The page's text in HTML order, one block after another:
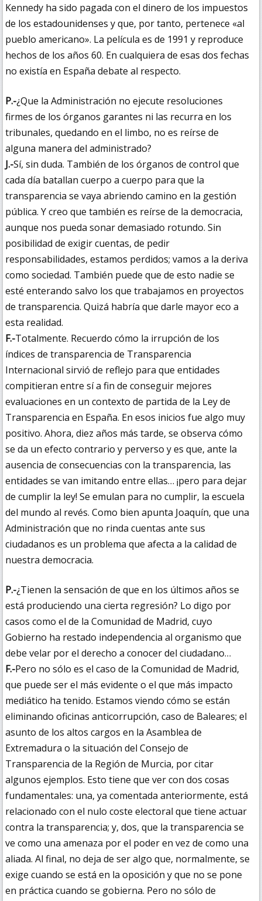
Kennedy ha sido pagada con el dinero de los impuestos
de los estadounidenses y que, por tanto, pertenece «al
pueblo americano». La película es de 1991 y reproduce
hechos de los años 60. En cualquiera de esas dos fechas
no existía en España debate al respecto.
P.-¿Que la Administración no ejecute resoluciones
firmes de los órganos garantes ni las recurra en los
tribunales, quedando en el limbo, no es reírse de
alguna manera del administrado?
J.-Sí, sin duda. También de los órganos de control que
cada día batallan cuerpo a cuerpo para que la
transparencia se vaya abriendo camino en la gestión
pública. Y creo que también es reírse de la democracia,
aunque nos pueda sonar demasiado rotundo. Sin
posibilidad de exigir cuentas, de pedir
responsabilidades, estamos perdidos; vamos a la deriva
como sociedad. También puede que de esto nadie se
esté enterando salvo los que trabajamos en proyectos
de transparencia. Quizá habría que darle mayor eco a
esta realidad.
F.-Totalmente. Recuerdo cómo la irrupción de los
índices de transparencia de Transparencia
Internacional sirvió de reflejo para que entidades
compitieran entre sí a fin de conseguir mejores
evaluaciones en un contexto de partida de la Ley de
Transparencia en España. En esos inicios fue algo muy
positivo. Ahora, diez años más tarde, se observa cómo
se da un efecto contrario y perverso y es que, ante la
ausencia de consecuencias con la transparencia, las
entidades se van imitando entre ellas… ¡pero para dejar
de cumplir la ley! Se emulan para no cumplir, la escuela
del mundo al revés. Como bien apunta Joaquín, que una
Administración que no rinda cuentas ante sus
ciudadanos es un problema que afecta a la calidad de
nuestra democracia.
P.-¿Tienen la sensación de que en los últimos años se
está produciendo una cierta regresión? Lo digo por
casos como el de la Comunidad de Madrid, cuyo
Gobierno ha restado independencia al organismo que
debe velar por el derecho a conocer del ciudadano…
F.-Pero no sólo es el caso de la Comunidad de Madrid,
que puede ser el más evidente o el que más impacto
mediático ha tenido. Estamos viendo cómo se están
eliminando oficinas anticorrupción, caso de Baleares; el
asunto de los altos cargos en la Asamblea de
Extremadura o la situación del Consejo de
Transparencia de la Región de Murcia, por citar
algunos ejemplos. Esto tiene que ver con dos cosas
fundamentales: una, ya comentada anteriormente, está
relacionado con el nulo coste electoral que tiene actuar
contra la transparencia; y, dos, que la transparencia se
ve como una amenaza por el poder en vez de como una
aliada. Al final, no deja de ser algo que, normalmente, se
exige cuando se está en la oposición y que no se pone
en práctica cuando se gobierna. Pero no sólo de